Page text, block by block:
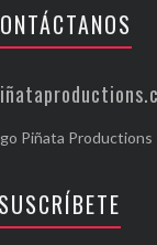
SUSCRÍBETE